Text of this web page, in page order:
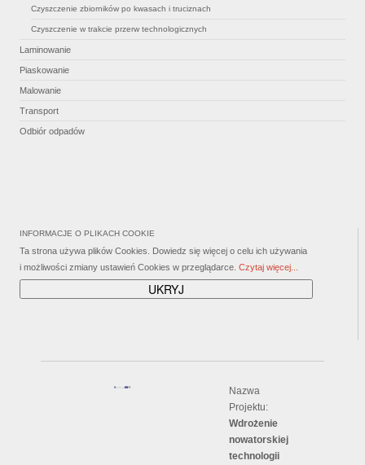
Czyszczenie zbiorników po kwasach i truciznach
Czyszczenie w trakcie przerw technologicznych
Laminowanie
Piaskowanie
Malowanie
Transport
Odbiór odpadów
INFORMACJE O PLIKACH COOKIE
Ta strona używa plików Cookies. Dowiedz się więcej o celu ich używania
i możliwości zmiany ustawień Cookies w przeglądarce. Czytaj więcej...
Nazwa
Projektu:
Wdrożenie
nowatorskiej
technologii